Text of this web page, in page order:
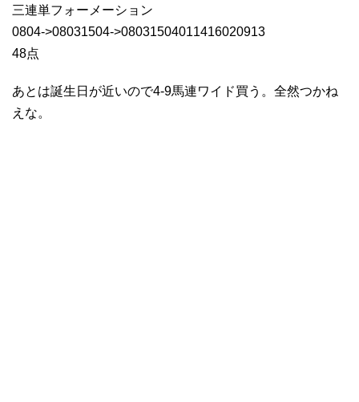
三連単フォーメーション
0804->08031504->08031504011416020913
48点
あとは誕生日が近いので4-9馬連ワイド買う。全然つかね
えな。